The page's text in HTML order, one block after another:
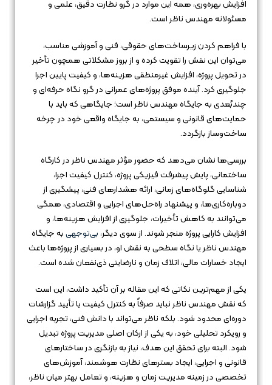
افزایش بهره‌وری، همه این موارد در گرو نظارت دقیق، علمی و
مسئولانه مهندس ناظر است.
با فراهم کردن زیرساخت‌های حقوقی، فنی و آموزشی مناسب،
می‌توان این نقش را تقویت کرده و از بروز مشکلاتی همچون تأخیر
در تحویل پروژه، افزایش غیرمنطقی هزینه‌ها، و کیفیت پایین اجرا
جلوگیری کرد. آینده موفق پروژه‌های عمرانی در گرو نگاه حرفه‌ای و
چندبُعدی به جایگاه مهندس ناظر است؛ جایگاهی که باید با
حمایت‌های قانونی و سیستمی، به جایگاه واقعی خود در چرخه
ساخت‌وساز بازگردد.
بررسی‌ها نشان می‌دهد که حضور مؤثر مهندس ناظر در کارگاه
ساختمانی، پایش پیشرفت فیزیکی پروژه، کنترل کیفیت اجرا،
شناسایی گلوگاه‌های زمانی، ارائه هشدارهای فنی، پیشگیری از
دوباره‌کاری‌ها، و پیشنهاد راه‌حل‌های اجرایی و اقتصادی، همگی
می‌توانند به کاهش تأخیرات، جلوگیری از افزایش هزینه‌ها، و
افزایش کارایی پروژه منجر شوند. از سوی دیگر، بی‌توجهیبه جایگاه
مهندس ناظر یا نگاه سطحی به نقش او، در بسیاری از پروژه‌ها باعث
ایجاد خسارات مالی، اتلاف زمان و نارضایتی ذی‌نفعان شده است.
یکی از مهم‌ترین نکاتی که این مقاله بر آن تأکید داشت، این است
که نقش مهندس ناظر نباید صرفاً به کنترل کیفیت یا تأیید گزارشات
دوره‌ای محدود شود. بلکه ناظر می‌تواند با دانش فنی، تجربه اجرایی
و رویکرد تحلیلی خود، به یکی از ارکان اصلی مدیریت پروژه تبدیل
شود. البته برای تحقق این هدف، نیاز به بازنگری در ساختارهای
قانونی و اجرایی، ایجاد بسترهای نظارت هوشمند، آموزش‌های
تخصصی در زمینه مدیریت زمان و هزینه، و تعامل بهتر میان ناظر،